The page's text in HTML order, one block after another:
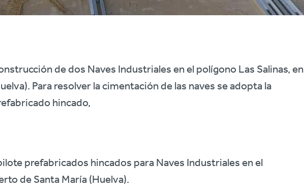
de dos Naves Industriales en el polígono Las Salinas, en
Para resolver la cimentación de las naves se adopta la
hincado,
prefabricados hincados para Naves Industriales en el
de Santa María (Huelva).